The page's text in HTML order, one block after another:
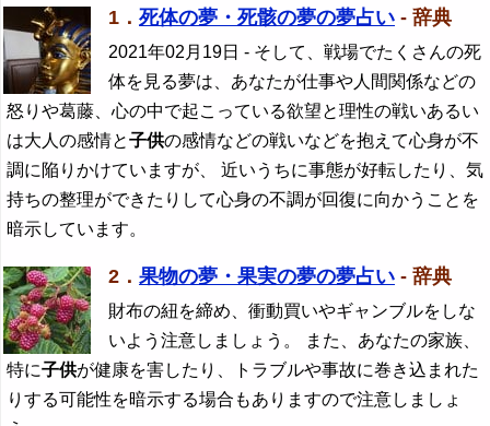
1． 死体の夢・死骸の夢の夢占い - 辞典
2021年02月19日 - そして、戦場でたくさんの死
体を見る夢は、あなたが仕事や人間関係などの
怒りや葛藤、心の中で起こっている欲望と理性の戦いあるい
は大人の感情と子供の感情などの戦いなどを抱えて心身が不
調に陥りかけていますが、 近いうちに事態が好転したり、気
持ちの整理ができたりして心身の不調が回復に向かうことを
暗示しています。
2． 果物の夢・果実の夢の夢占い - 辞典
財布の紐を締め、衝動買いやギャンブルをしな
いよう注意しましょう。 また、あなたの家族、
特に子供が健康を害したり、トラブルや事故に巻き込まれた
りする可能性を暗示する場合もありますので注意しましょ